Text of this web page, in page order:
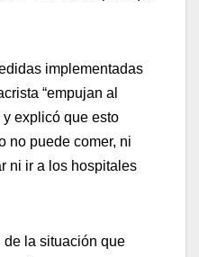
implementadas
“empujan al
explicó que esto
no puede comer, ni
ni ir a los hospitales
de la situación que